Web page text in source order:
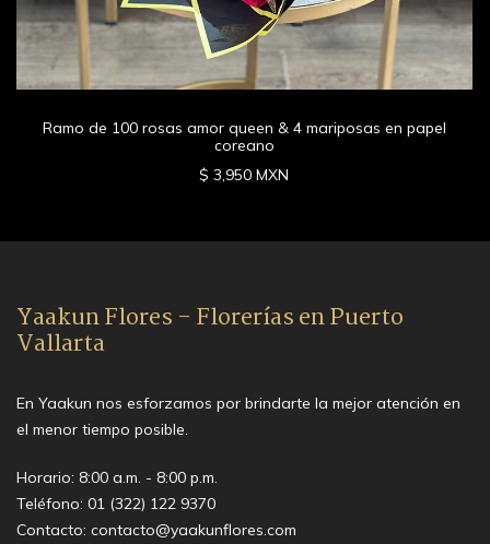
Ramo de 100 rosas amor queen & 4 mariposas en papel
coreano
$ 3,950 MXN
Yaakun Flores - Florerías en Puerto
Vallarta
En Yaakun nos esforzamos por brindarte la mejor atención en
el menor tiempo posible.
Horario: 8:00 a.m. - 8:00 p.m.
Teléfono: 01 (322) 122 9370
Contacto: contacto@yaakunflores.com